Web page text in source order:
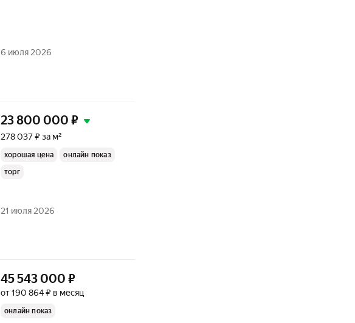
6 июля 2026
23 800 000 ₽
278 037 ₽ за м²
хорошая цена
онлайн показ
торг
21 июля 2026
45 543 000 ₽
от 190 864 ₽ в месяц
онлайн показ